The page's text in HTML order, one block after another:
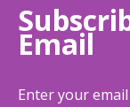
Email
Enter your